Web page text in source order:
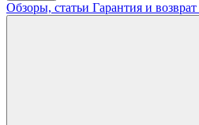
Обзоры, статьи Гарантия и возврат